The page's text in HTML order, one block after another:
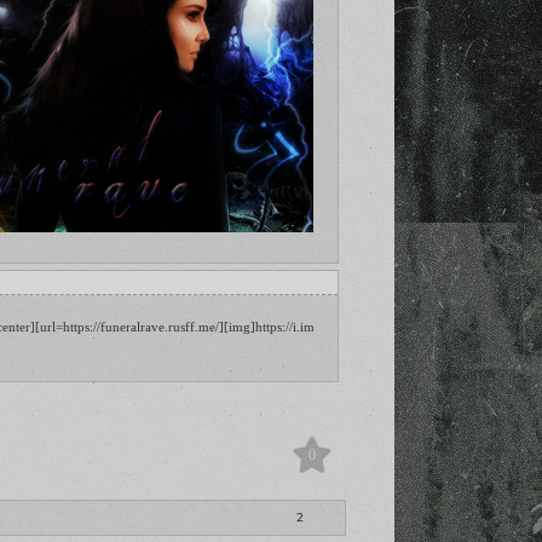
img][/url][/align]funeralrave.rusff.me/][img]https://i.imgur.com/7InwGoK.png[/img][/url][/
0
2